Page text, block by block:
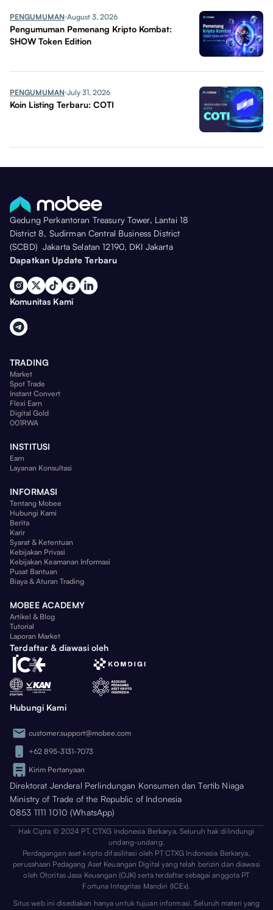
PENGUMUMAN August 3, 2026
Pengumuman Pemenang Kripto Kombat:
SHOW Token Edition
PENGUMUMAN July 31, 2026
Koin Listing Terbaru: COTI
Gedung Perkantoran Treasury Tower, Lantai 18
District 8, Sudirman Central Business District
(SCBD) Jakarta Selatan 12190, DKI Jakarta
Dapatkan Update Terbaru
Komunitas Kami
TRADING
Market
Spot Trade
Instant Convert
Flexi Earn
Digital Gold
001RWA
INSTITUSI
Earn
Layanan Konsultasi
INFORMASI
Tentang Mobee
Hubungi Kami
Berita
Karir
Syarat & Ketentuan
Kebijakan Privasi
Kebijakan Keamanan Informasi
Pusat Bantuan
Biaya & Aturan Trading
MOBEE ACADEMY
Artikel & Blog
Tutorial
Laporan Market
Terdaftar & diawasi oleh
Hubungi Kami
customer.support@mobee.com
+62 895-3131-7073
Kirim Pertanyaan
Direktorat Jenderal Perlindungan Konsumen dan Tertib Niaga
Ministry of Trade of the Republic of Indonesia
0853 1111 1010 (WhatsApp)
Hak Cipta © 2024 PT. CTXG Indonesia Berkarya. Seluruh hak dilindungi
undang-undang.
Perdagangan aset kripto difasilitasi oleh PT CTXG Indonesia Berkarya,
perusahaan Pedagang Aset Keuangan Digital yang telah berizin dan diawasi
oleh Otoritas Jasa Keuangan (OJK) serta terdaftar sebagai anggota PT
Fortuna Integritas Mandiri (ICEx).
Situs web ini disediakan hanya untuk tujuan informasi. Seluruh materi yang